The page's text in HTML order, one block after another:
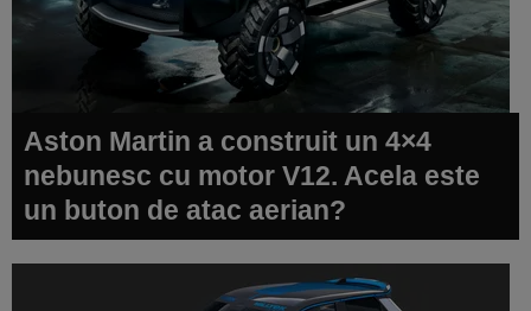
Aston Martin a construit un 4×4
nebunesc cu motor V12. Acela este
un buton de atac aerian?